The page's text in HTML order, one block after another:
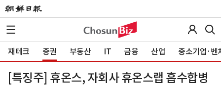
재테크 증권 부동산 IT 금융 산업 중소기업·벤
[특징주] 휴온스, 자회사 휴온스랩 흡수합병